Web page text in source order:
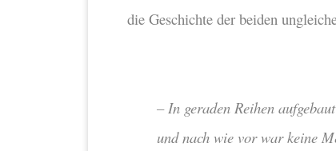
die Geschichte der beiden
– In geraden Reihen
und nach wie vor war keine